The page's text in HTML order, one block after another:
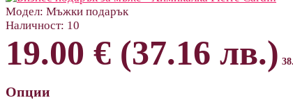
Модел: Мъжки подарък
Наличност: 10
19.00 € (37.16 лв.)
Опции